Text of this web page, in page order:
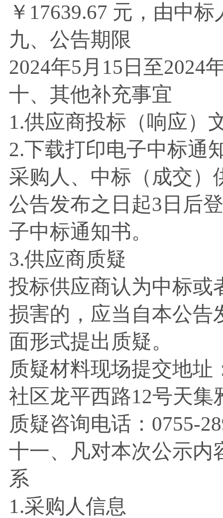
￥17639.67 元，由中标
九、公告期限
2024年5 月 15 日至2024
十、其他补充事宜
1.供应商投标（响应）
2.下载打印电子中标通
采购人、中标（成交）
公告发布之日起3日后
子中标通知书。
3.供应商质疑
投标供应商认为中标或
损害的，应当自本公告
面形式提出质疑。
质疑材料现场提交地
社区龙平西路12号天集
质疑咨询电话： 0755-
十一、凡对本次公示内
系
1.采购人信息